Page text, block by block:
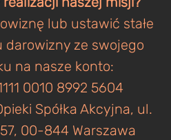
lub ustawić stałe
darowizny ze swojego
na nasze konto:
0010 8992 5604
Spółka Akcyjna, ul.
00-844 Warszawa